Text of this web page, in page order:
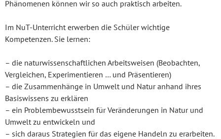
Phänomenen können wir so auch praktisch arbeiten.
Im NuT-Unterricht erwerben die Schüler wichtige
Kompetenzen. Sie lernen:
– die naturwissenschaftlichen Arbeitsweisen (Beobachten,
Vergleichen, Experimentieren … und Präsentieren)
– die Zusammenhänge in Umwelt und Natur anhand ihres
Basiswissens zu erklären
– ein Problembewusstsein für Veränderungen in Natur und
Umwelt zu entwickeln und
– sich daraus Strategien für das eigene Handeln zu erarbeiten.